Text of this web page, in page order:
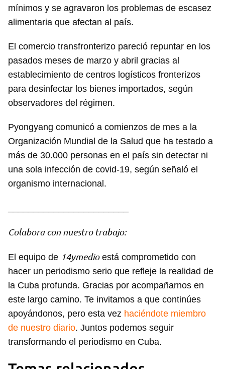
Guardar como favorito
mínimos y se agravaron los problemas de escasez
alimentaria que afectan al país.
El comercio transfronterizo pareció repuntar en los
pasados meses de marzo y abril gracias al
establecimiento de centros logísticos fronterizos
para desinfectar los bienes importados, según
observadores del régimen.
Pyongyang comunicó a comienzos de mes a la
Organización Mundial de la Salud que ha testado a
más de 30.000 personas en el país sin detectar ni
una sola infección de covid-19, según señaló el
organismo internacional.
Colabora con nuestro trabajo:
El equipo de 14ymedioestá comprometido con
hacer un periodismo serio que refleje la realidad de
la Cuba profunda. Gracias por acompañarnos en
este largo camino. Te invitamos a que continúes
apoyándonos, pero esta vez haciéndote miembro
de nuestro diario. Juntos podemos seguir
transformando el periodismo en Cuba.